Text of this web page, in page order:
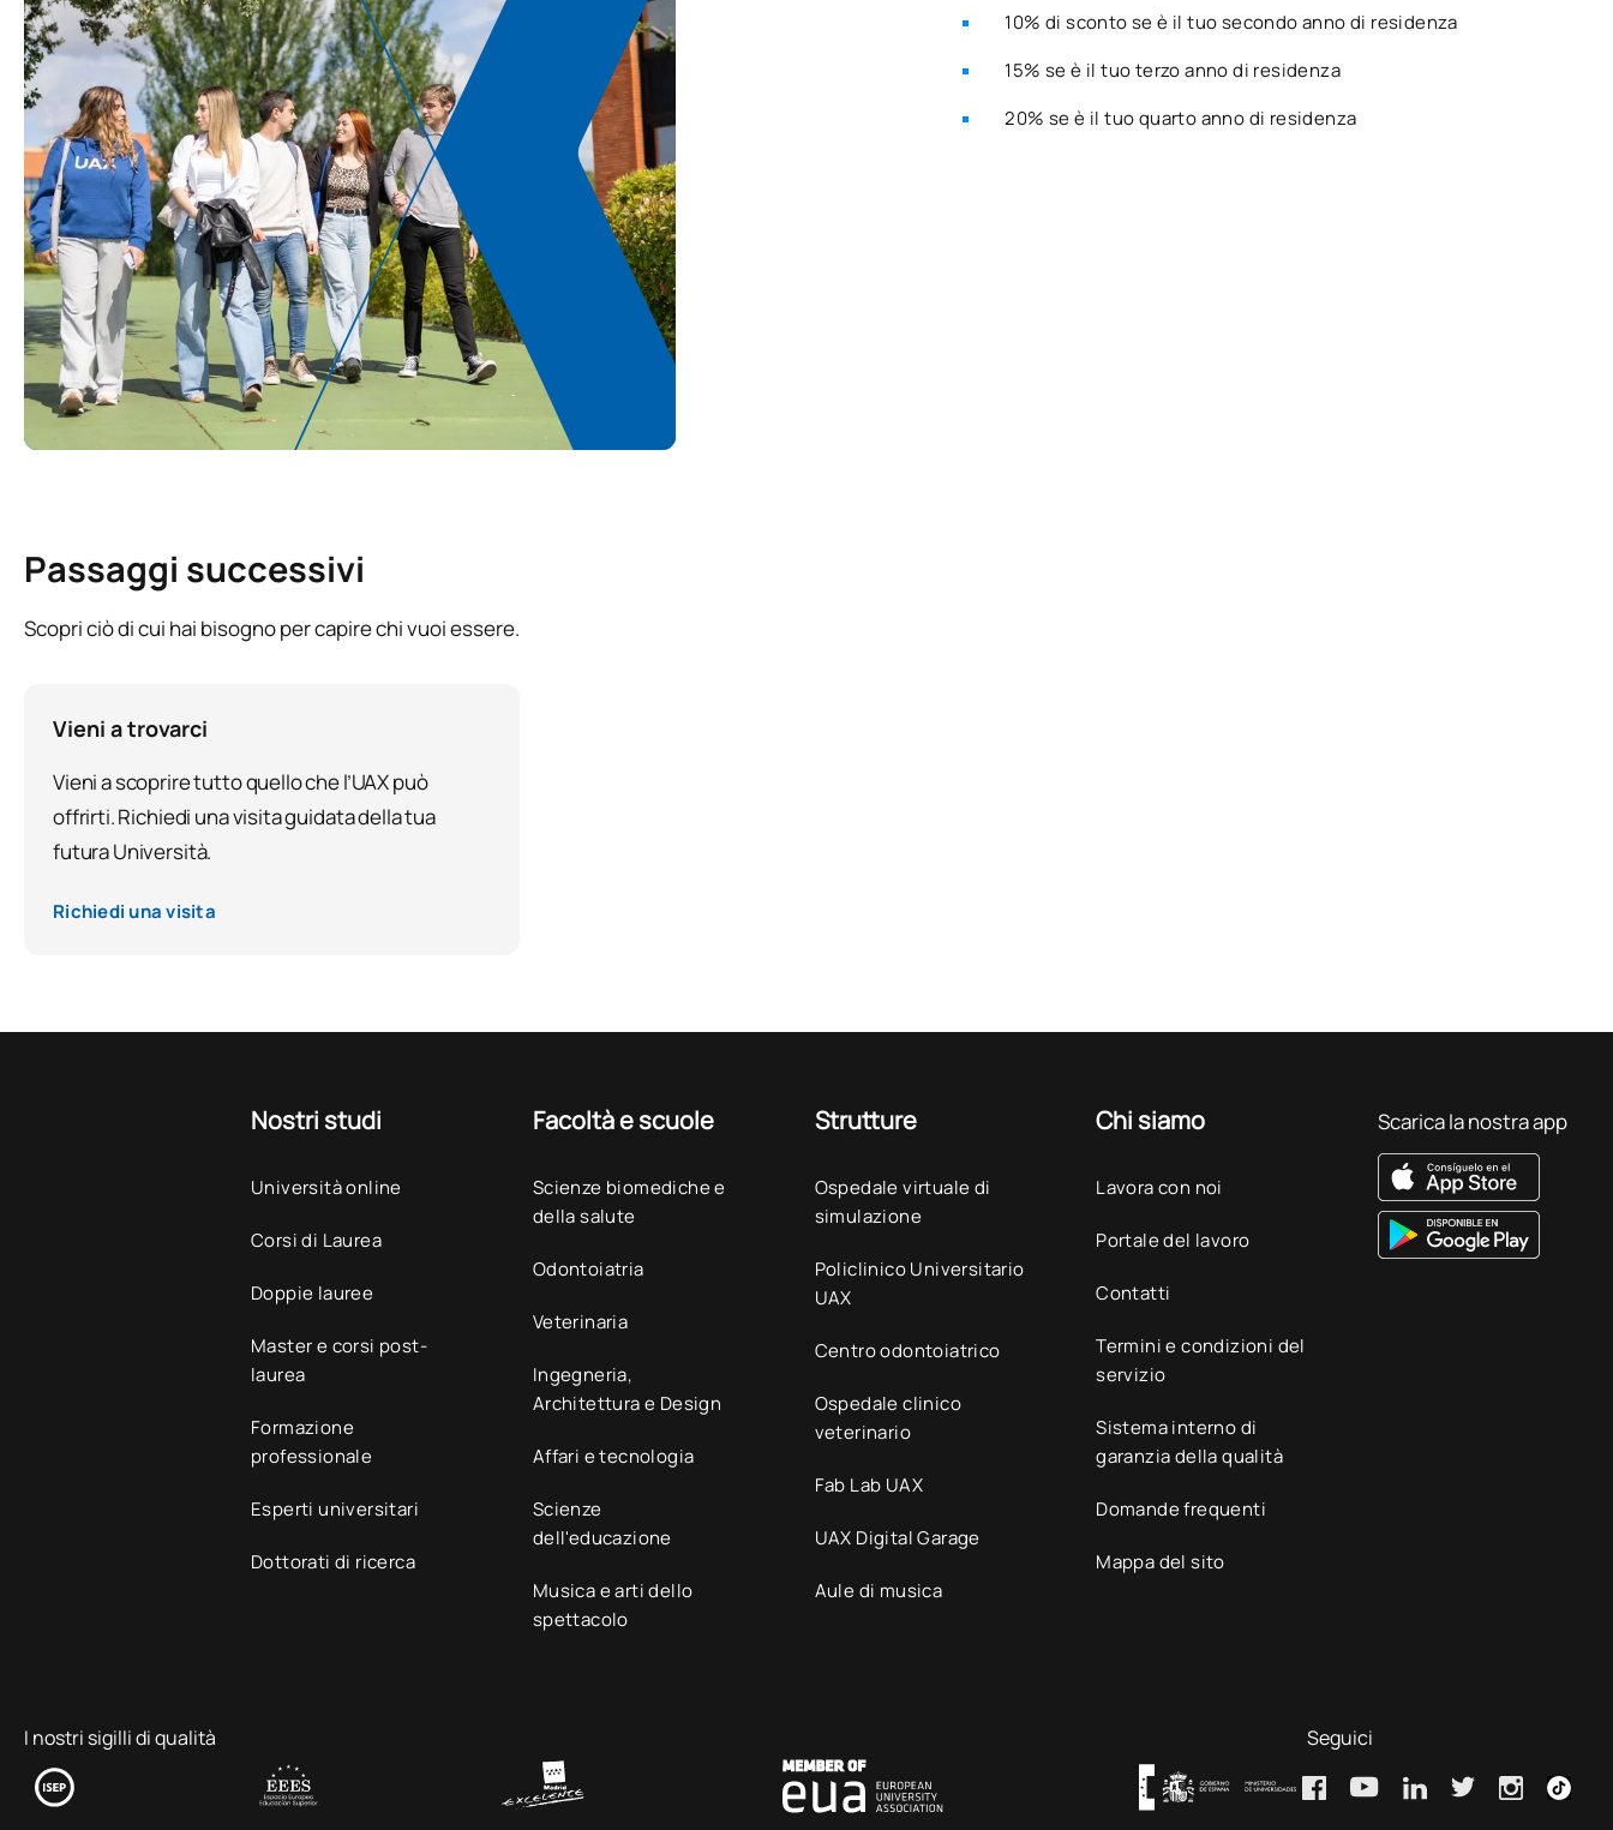
10% di sconto se è il tuo secondo anno di residenza
15% se è il tuo terzo anno di residenza
20% se è il tuo quarto anno di residenza
Passaggi successivi
Scopri ciò di cui hai bisogno per capire chi vuoi essere.
Vieni a trovarci
Vieni a scoprire tutto quello che l’UAX può
offrirti. Richiedi una visita guidata della tua
futura Università.
Richiedi una visita
Nostri studi
Università online
Corsi di Laurea
Doppie lauree
Master e corsi post-
laurea
Formazione
professionale
Esperti universitari
Dottorati di ricerca
Facoltà e scuole
Scienze biomediche e
della salute
Odontoiatria
Veterinaria
Ingegneria,
Architettura e Design
Affari e tecnologia
Scienze
dell'educazione
Musica e arti dello
spettacolo
Strutture
Ospedale virtuale di
simulazione
Policlinico Universitario
UAX
Centro odontoiatrico
Ospedale clinico
veterinario
Fab Lab UAX
UAX Digital Garage
Aule di musica
Chi siamo
Lavora con noi
Portale del lavoro
Contatti
Termini e condizioni del
servizio
Sistema interno di
garanzia della qualità
Domande frequenti
Mappa del sito
Scarica la nostra app
I nostri sigilli di qualità Seguici